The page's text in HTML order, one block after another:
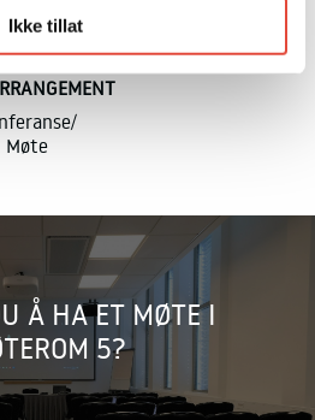
Ikke tillat
Møte
rette for
Å HA ET MØTE I
5?